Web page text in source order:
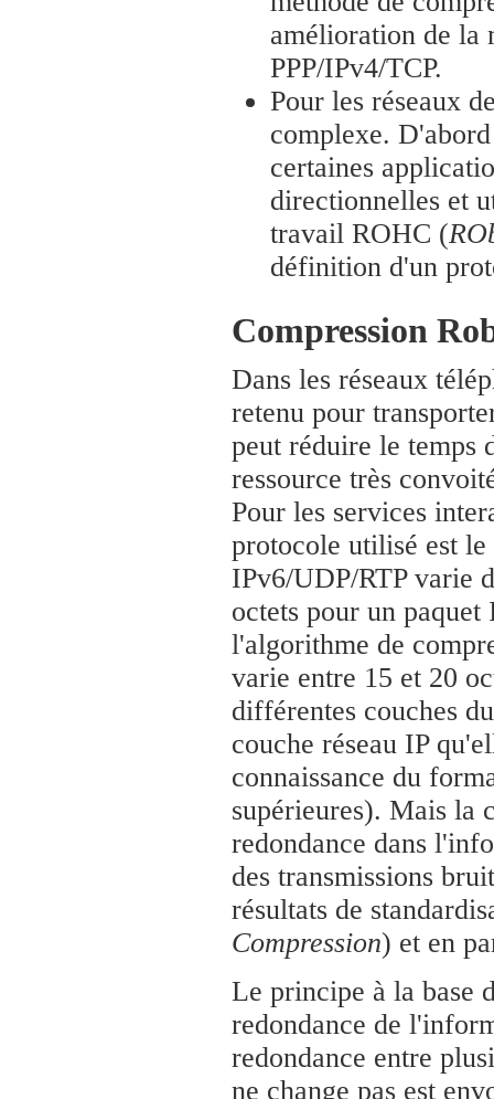
amélioration de la
PPP/IPv4/TCP.
Pour les réseaux
complexe.
certaines
directionnelles et
travail ROHC (
définition d'un
Compression
Dans les réseaux
retenu pour
peut réduire le temps
ressource très
Pour les services
protocole utilisé est
IPv6/UDP/RTP varie
octets pour un
l'algorithme de
varie entre 15 et 20
différentes couches
couche réseau IP
connaissance du
supérieures). Mais la
redondance dans
des transmissions
résultats de
Compression) et en
Le principe à la base
redondance de
redondance entre
ne change pas est